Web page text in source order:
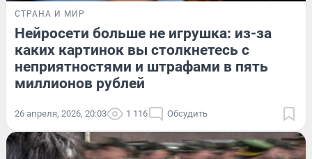
СТРАНА И МИР
Нейросети больше не игрушка: из-за
каких картинок вы столкнетесь с
неприятностями и штрафами в пять
миллионов рублей
26 апреля, 2026, 20:03 1 116 Обсудить